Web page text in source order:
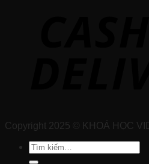
Copyright 2025 © KHOÁ HỌC
Tìm
kiếm: